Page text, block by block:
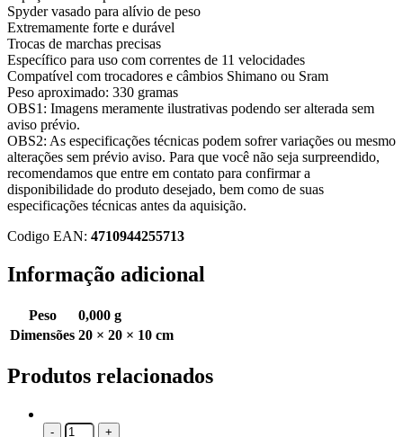
Spyder vasado para alívio de peso
Extremamente forte e durável
Trocas de marchas precisas
Específico para uso com correntes de 11 velocidades
Compatível com trocadores e câmbios Shimano ou Sram
Peso aproximado: 330 gramas
OBS1: Imagens meramente ilustrativas podendo ser alterada sem
aviso prévio.
OBS2: As especificações técnicas podem sofrer variações ou mesmo
alterações sem prévio aviso. Para que você não seja surpreendido,
recomendamos que entre em contato para confirmar a
disponibilidade do produto desejado, bem como de suas
especificações técnicas antes da aquisição.
Codigo EAN: 4710944255713
Informação adicional
Peso
0,000 g
Dimensões 20 × 20 × 10 cm
Produtos relacionados
- +